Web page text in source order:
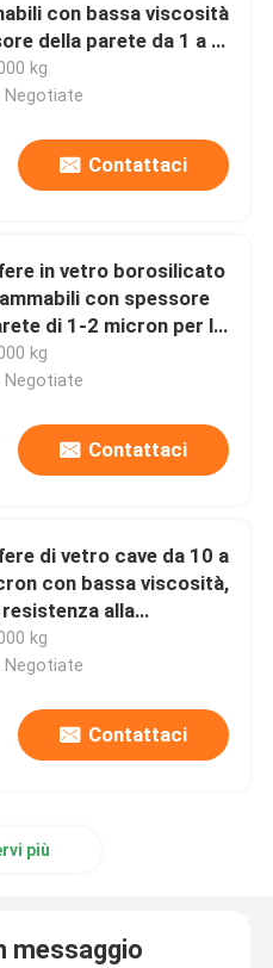
con bassa viscosità
della parete da 1 a 2
compositi leggeri
kg
Negotiate
Contattaci
in vetro borosilicato
con spessore
di 1-2 micron per lo
petrolifero
kg
Negotiate
Contattaci
di vetro cave da 10 a
con bassa viscosità,
alla
e proprietà non
per rivestimenti e
kg
Negotiate
Contattaci
più
messaggio